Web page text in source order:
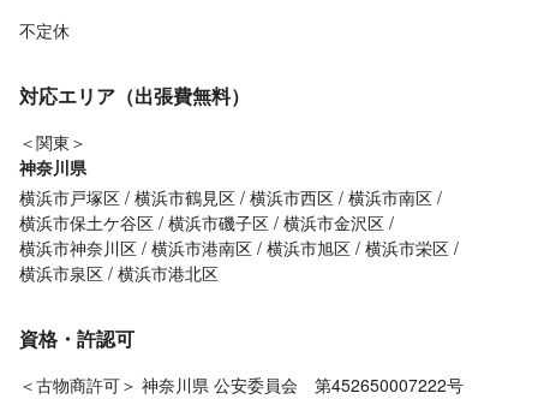
不定休
対応エリア（出張費無料）
＜関東＞
神奈川県
横浜市戸塚区 横浜市鶴見区 横浜市西区 横浜市南区
横浜市保土ケ谷区 横浜市磯子区 横浜市金沢区
横浜市神奈川区 横浜市港南区 横浜市旭区 横浜市栄区
横浜市泉区 横浜市港北区
資格・許認可
＜古物商許可＞ 神奈川県 公安委員会 第452650007222号